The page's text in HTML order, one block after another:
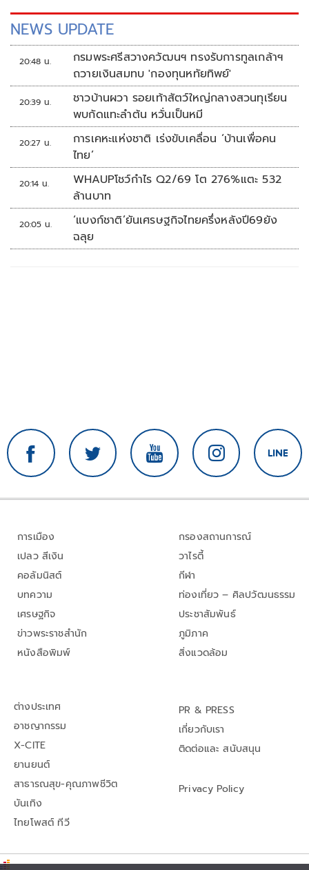
NEWS UPDATE
20:48 น.
กรมพระศรีสวางควัฒนฯ ทรงรับการทูลเกล้าฯ
ถวายเงินสมทบ 'กองทุนหทัยทิพย์'
20:39 น.
ชาวบ้านผวา รอยเท้าสัตว์ใหญ่กลางสวนทุเรียน
พบกัดแทะลำต้น หวั่นเป็นหมี
20:27 น.
การเคหะแห่งชาติ เร่งขับเคลื่อน ‘บ้านเพื่อคน
ไทย’
20:14 น.
WHAUPโชว์กำไร Q2/69 โต 276%แตะ 532
ล้านบาท
20:05 น.
‘แบงก์ชาติ’ยันเศรษฐกิจไทยครึ่งหลังปี69ยัง
ฉลุย
การเมือง
เปลว สีเงิน
คอลัมนิสต์
บทความ
เศรษฐกิจ
ข่าวพระราชสำนัก
หนังสือพิมพ์
กรองสถานการณ์
วาไรตี้
กีฬา
ท่องเที่ยว – ศิลปวัฒนธรรม
ประชาสัมพันธ์
ภูมิภาค
สิ่งแวดล้อม
ต่างประเทศ
อาชญากรรม
X-CITE
ยานยนต์
สาธารณสุข-คุณภาพชีวิต
บันเทิง
ไทยโพสต์ ทีวี
PR & PRESS
เกี่ยวกับเรา
ติดต่อและ สนับสนุน
Privacy Policy